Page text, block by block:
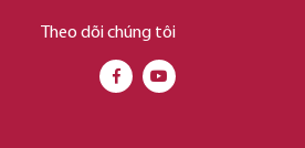
Theo dõi chúng tôi